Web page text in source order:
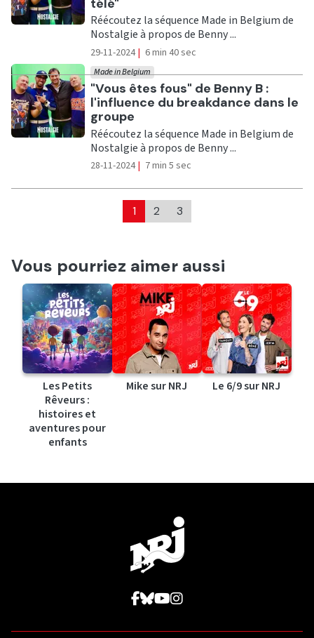
Réécoutez la séquence Made in Belgium de
Nostalgie à propos de Benny ...
29-11-2024 | 6 min 40 sec
Ecouter
"Vous êtes fous" de Benny B :
l'influence du breakdance dans le
groupe
Made in Belgium
Réécoutez la séquence Made in Belgium de
Nostalgie à propos de Benny ...
28-11-2024 | 7 min 5 sec
1 2 3
Vous pourriez aimer aussi
Les Petits
Rêveurs :
histoires et
aventures pour
enfants
Mike sur NRJ Le 6/9 sur NRJ